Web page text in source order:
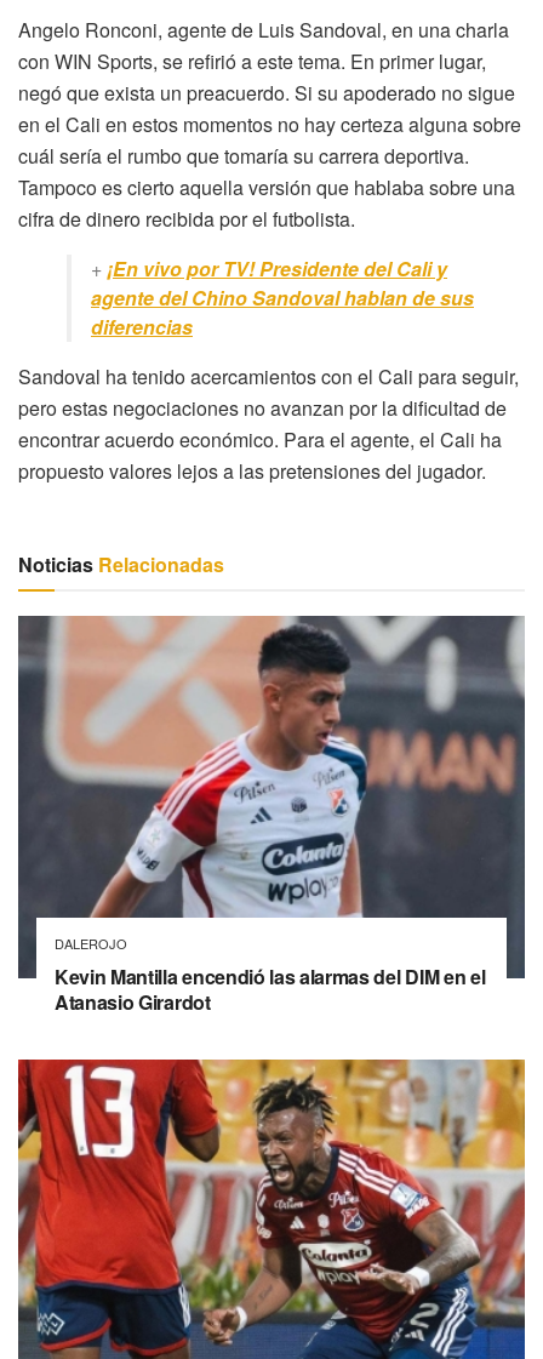
Angelo Ronconi, agente de Luis Sandoval, en una charla
con WIN Sports, se refirió a este tema. En primer lugar,
negó que exista un preacuerdo. Si su apoderado no sigue
en el Cali en estos momentos no hay certeza alguna sobre
cuál sería el rumbo que tomaría su carrera deportiva.
Tampoco es cierto aquella versión que hablaba sobre una
cifra de dinero recibida por el futbolista.
+¡En vivo por TV! Presidente del Cali y
agente del Chino Sandoval hablan de sus
diferencias
Sandoval ha tenido acercamientos con el Cali para seguir,
pero estas negociaciones no avanzan por la dificultad de
encontrar acuerdo económico. Para el agente, el Cali ha
propuesto valores lejos a las pretensiones del jugador.
Noticias Relacionadas
DALEROJO
Kevin Mantilla encendió las alarmas del DIM en el
Atanasio Girardot